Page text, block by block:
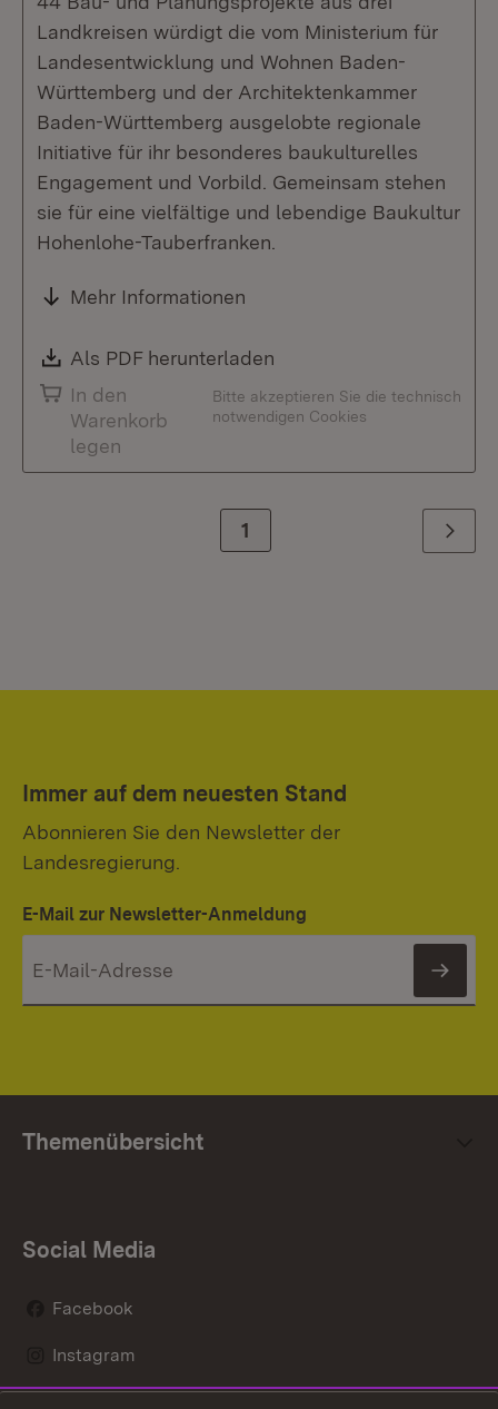
Landkreisen würdigt die vom Ministerium für
Landesentwicklung und Wohnen Baden-
Württemberg und der Architektenkammer
Baden-Württemberg ausgelobte regionale
Initiative für ihr besonderes baukulturelles
Engagement und Vorbild. Gemeinsam stehen
sie für eine vielfältige und lebendige Baukultur
Hohenlohe-Tauberfranken.
Mehr Informationen
Download:
Als PDF herunterladen
In den
Warenkorb
legen
Bitte akzeptieren Sie die technisch
notwendigen Cookies
Zur Seite
1 Weiter
Immer auf dem neuesten Stand
Abonnieren Sie den Newsletter der
Landesregierung.
E-Mail zur Newsletter-Anmeldung
Themenübersicht
Social Media
Facebook
Instagram